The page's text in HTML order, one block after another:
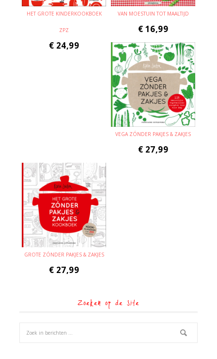
HET GROTE KINDERKOOKBOEK
ZPZ
€ 24,99
VAN MOESTUIN TOT MAALTIJD
€ 16,99
VEGA ZÓNDER PAKJES & ZAKJES
€ 27,99
GROTE ZÓNDER PAKJES & ZAKJES
€ 27,99
Zoeken op de site